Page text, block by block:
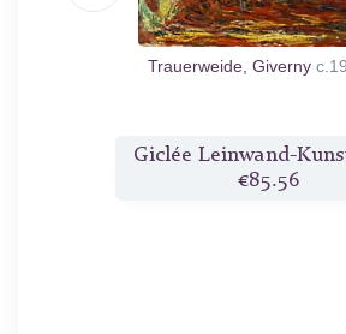
Trauerweide, Giverny
Giclée Leinwand-
€85.56